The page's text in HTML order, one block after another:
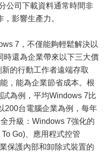
公司下載資料通常時間非
影響生產力。
7，不僅能夠輕鬆解決以
時還為企業帶來以下三大價
的行動工作者遠端存取
，能為企業節省成本。根
為例，平均Windows 7比
200台電腦企業為例，每年
升級：Windows 7強化的
Go)、應用程式控管
保護內部和卸除式裝置的